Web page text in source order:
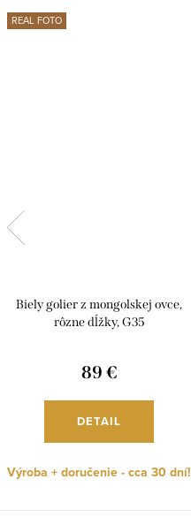
REAL FOTO
Biely golier z mongolskej ovce,
rôzne dĺžky, G35
89 €
DETAIL
Výroba + doručenie - cca 30 dní!